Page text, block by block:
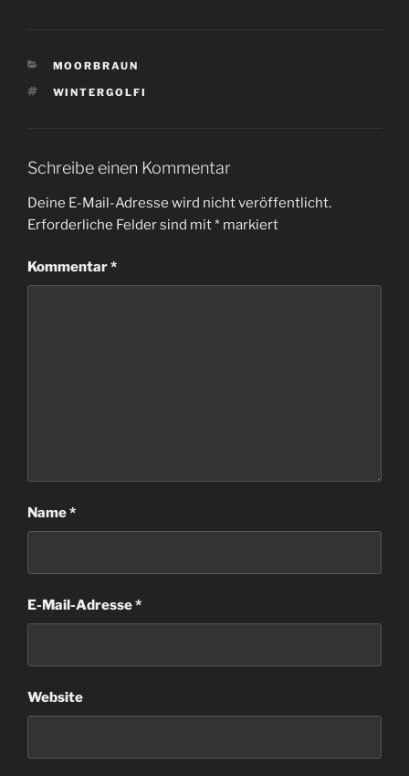
KATEGORIEN
MOORBRAUN
SCHLAGWÖRTER
WINTERGOLFI
Schreibe einen Kommentar
Deine E-Mail-Adresse wird nicht veröffentlicht.
Erforderliche Felder sind mit* markiert
Kommentar*
Name*
E-Mail-Adresse*
Website